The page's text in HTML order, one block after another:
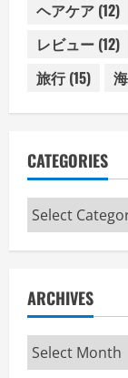
ヘアケア (12)
レビュー (12)
旅行(15)
CATEGORIES
Categories
ARCHIVES
Archives